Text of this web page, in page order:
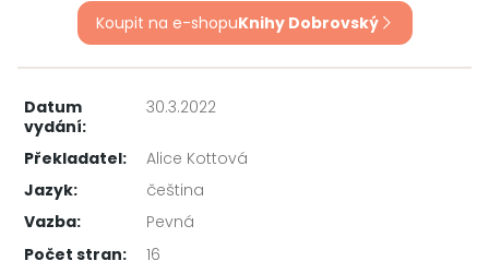
Koupit na e-shopuKnihy Dobrovský
Datum
vydání:
30.3.2022
Překladatel:
Alice Kottová
Jazyk:
čeština
Vazba:
Pevná
Počet stran:
16